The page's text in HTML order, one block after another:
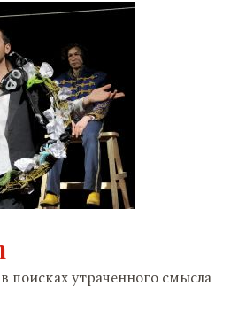
поисках утраченного смыслa